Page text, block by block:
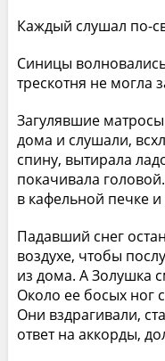
Каждый слушал по-
Синицы
трескотня не могла
Загулявшие
дома и слушали,
спину, вытирала
покачивала
в кафельной печке
Падавший снег
воздухе, чтобы
из дома. А Золушка
Около ее босых ног
Они вздрагивали,
ответ на аккорды,